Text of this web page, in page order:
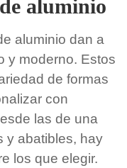
aluminio
aluminio dan a
y moderno. Estos
de formas
con
las de una
y abatibles, hay
los que elegir.